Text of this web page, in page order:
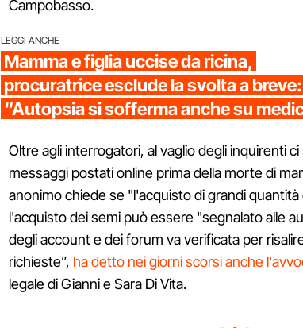
Campobasso.
LEGGI ANCHE
Mamma e figlia uccise da ricina,
procuratrice esclude la svolta a breve:
“Autopsia si sofferma anche su
Oltre agli interrogatori, al vaglio degli inquirenti
messaggi postati online prima della morte di
anonimo chiede se "l'acquisto di grandi
l'acquisto dei semi può essere "segnalato alle
degli account e dei forum va verificata per
richieste”, ha detto nei giorni scorsi anche
legale di Gianni e Sara Di Vita.